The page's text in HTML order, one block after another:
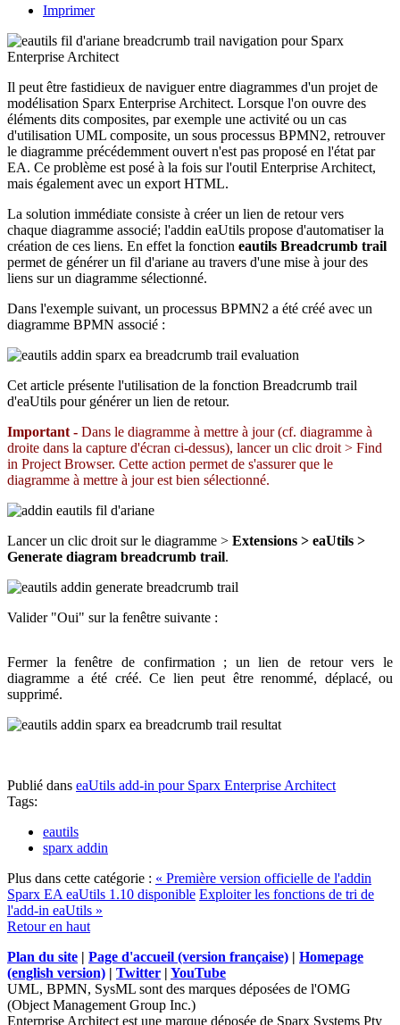
Imprimer
Il peut être fastidieux de naviguer entre diagrammes d'un projet de
modélisation Sparx Enterprise Architect. Lorsque l'on ouvre des
éléments dits composites, par exemple une activité ou un cas
d'utilisation UML composite, un sous processus BPMN2, retrouver
le diagramme précédemment ouvert n'est pas proposé en l'état par
EA. Ce problème est posé à la fois sur l'outil Enterprise Architect,
mais également avec un export HTML.
La solution immédiate consiste à créer un lien de retour vers
chaque diagramme associé; l'addin eaUtils propose d'automatiser la
création de ces liens. En effet la fonction eautils Breadcrumb trail
permet de générer un fil d'ariane au travers d'une mise à jour des
liens sur un diagramme sélectionné.
Dans l'exemple suivant, un processus BPMN2 a été créé avec un
diagramme BPMN associé :
Cet article présente l'utilisation de la fonction Breadcrumb trail
d'eaUtils pour générer un lien de retour.
Important - Dans le diagramme à mettre à jour (cf. diagramme à
droite dans la capture d'écran ci-dessus), lancer un clic droit > Find
in Project Browser. Cette action permet de s'assurer que le
diagramme à mettre à jour est bien sélectionné.
Lancer un clic droit sur le diagramme > Extensions > eaUtils >
Generate diagram breadcrumb trail.
Valider "Oui" sur la fenêtre suivante :
Fermer la fenêtre de confirmation ; un lien de retour vers le
diagramme a été créé. Ce lien peut être renommé, déplacé, ou
supprimé.
Publié dans eaUtils add-in pour Sparx Enterprise Architect
Tags:
eautils
sparx addin
Plus dans cette catégorie : « Première version officielle de l'addin
Sparx EA eaUtils 1.10 disponible Exploiter les fonctions de tri de
l'add-in eaUtils »
Retour en haut
Plan du site | Page d'accueil (version française) | Homepage
(english version) | Twitter | YouTube
UML, BPMN, SysML sont des marques déposées de l'OMG
(Object Management Group Inc.)
Enterprise Architect est une marque déposée de Sparx Systems Pty